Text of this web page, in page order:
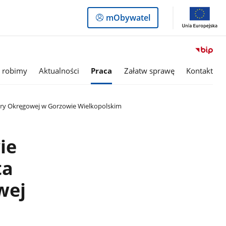
Logowanie
do
mObywatel
robimy Aktualności Praca Załatw sprawę Kontakt
Okręgowej w Gorzowie Wielkopolskim